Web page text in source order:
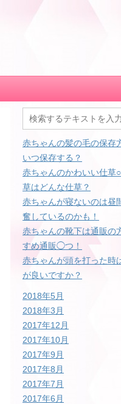
赤ちゃんの髪の毛の保存
いつ保存する？
赤ちゃんのかわいい仕草
草はどんな仕草？
赤ちゃんが寝ないのは昼
奮しているのかも！
赤ちゃんの靴下は通販の
すめ通販◯つ！
赤ちゃんが頭を打った時
が良いですか？
2018年5月
2018年3月
2017年12月
2017年10月
2017年9月
2017年8月
2017年7月
2017年6月